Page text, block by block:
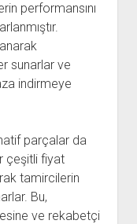
performansını
sunarlar ve
indirmeye
parçalar da
çeşitli fiyat
tamircilerin
Bu,
ve rekabetçi